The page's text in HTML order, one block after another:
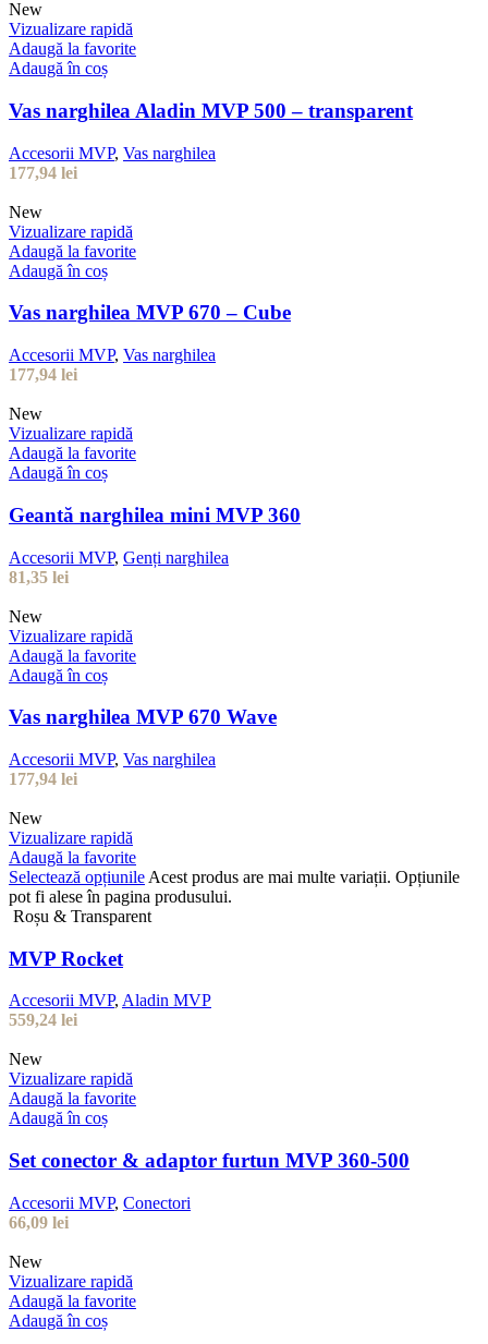
New
Vizualizare rapidă
Adaugă la favorite
Adaugă în coș
Vas narghilea Aladin MVP 500 – transparent
Accesorii MVP, Vas narghilea
177,94 lei
New
Vizualizare rapidă
Adaugă la favorite
Adaugă în coș
Vas narghilea MVP 670 – Cube
Accesorii MVP, Vas narghilea
177,94 lei
New
Vizualizare rapidă
Adaugă la favorite
Adaugă în coș
Geantă narghilea mini MVP 360
Accesorii MVP, Genți narghilea
81,35 lei
New
Vizualizare rapidă
Adaugă la favorite
Adaugă în coș
Vas narghilea MVP 670 Wave
Accesorii MVP, Vas narghilea
177,94 lei
New
Vizualizare rapidă
Adaugă la favorite
Selectează opțiunile Acest produs are mai multe variații. Opțiunile
pot fi alese în pagina produsului.
Roșu & Transparent
MVP Rocket
Accesorii MVP, Aladin MVP
559,24 lei
New
Vizualizare rapidă
Adaugă la favorite
Adaugă în coș
Set conector & adaptor furtun MVP 360-500
Accesorii MVP, Conectori
66,09 lei
New
Vizualizare rapidă
Adaugă la favorite
Adaugă în coș